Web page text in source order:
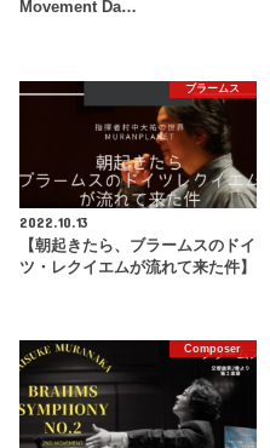
Movement Da…
ブラームス
2022.10.13
【朝起きたら、ブラームスのドイ
ツ・レクイエムが流れて来た件】
Composer